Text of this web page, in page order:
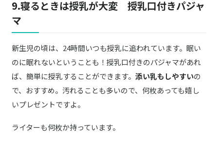
9.寝るときは授乳が大変 授乳口付きパジャ
マ
新生児の頃は、24時間いつも授乳に追われています。眠い
のに眠れないということも！授乳口付きのパジャマがあれ
ば、簡単に授乳することができます。 添い乳もしやすいの
で、おすすめ。汚れることも多いので、何枚あっても嬉し
いプレゼントですよ。
ライターも何枚か持っています。